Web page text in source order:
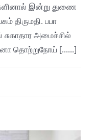
இன்று துணை
திருமதி. பபா
அமைச்சில்
தொற்றுநோய் [......]